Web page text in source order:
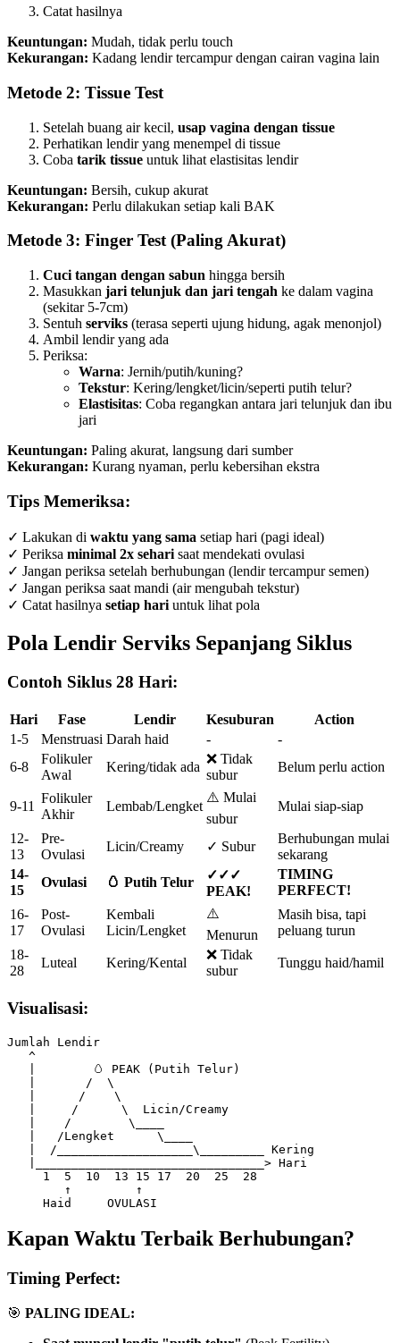
Catat hasilnya
Keuntungan: Mudah, tidak perlu touch
Kekurangan: Kadang lendir tercampur dengan cairan vagina lain
Metode 2: Tissue Test
Setelah buang air kecil, usap vagina dengan tissue
Perhatikan lendir yang menempel di tissue
Coba tarik tissue untuk lihat elastisitas lendir
Keuntungan: Bersih, cukup akurat
Kekurangan: Perlu dilakukan setiap kali BAK
Metode 3: Finger Test (Paling Akurat)
Cuci tangan dengan sabun hingga bersih
Masukkan jari telunjuk dan jari tengah ke dalam vagina
(sekitar 5-7cm)
Sentuh serviks (terasa seperti ujung hidung, agak menonjol)
Ambil lendir yang ada
Periksa:
Warna: Jernih/putih/kuning?
Tekstur: Kering/lengket/licin/seperti putih telur?
Elastisitas: Coba regangkan antara jari telunjuk dan ibu
jari
Keuntungan: Paling akurat, langsung dari sumber
Kekurangan: Kurang nyaman, perlu kebersihan ekstra
Tips Memeriksa:
✓ Lakukan di waktu yang sama setiap hari (pagi ideal)
✓ Periksa minimal 2x sehari saat mendekati ovulasi
✓ Jangan periksa setelah berhubungan (lendir tercampur semen)
✓ Jangan periksa saat mandi (air mengubah tekstur)
✓ Catat hasilnya setiap hari untuk lihat pola
Pola Lendir Serviks Sepanjang Siklus
Contoh Siklus 28 Hari:
Hari Fase Lendir Kesuburan
Action
1-5
Menstruasi Darah haid -
-
6-8
Folikuler
Awal
Kering/tidak ada
❌ Tidak
subur
Belum perlu action
9-11
Folikuler
Akhir
Lembab/Lengket
⚠️ Mulai
subur
Mulai siap-siap
12-
13
Pre-
Ovulasi
Licin/Creamy ✓ Subur
Berhubungan mulai
sekarang
14-
15
Ovulasi 🥚 Putih Telur
✓✓✓
PEAK!
TIMING
PERFECT!
16-
17
Post-
Ovulasi
Kembali
Licin/Lengket
⚠️
Menurun
Masih bisa, tapi
peluang turun
18-
28
Luteal Kering/Kental
❌ Tidak
subur
Tunggu haid/hamil
Visualisasi:
Jumlah Lendir
   ^
   |        🥚 PEAK (Putih Telur)
   |       /  \
   |      /    \
   |     /      \  Licin/Creamy
   |    /        \____
   |   /Lengket      \____
   |  /___________________\_________ Kering
   |________________________________> Hari
     1  5  10  13 15 17  20  25  28
        ↑         ↑
Kapan Waktu Terbaik Berhubungan?
Timing Perfect:
🎯 PALING IDEAL: